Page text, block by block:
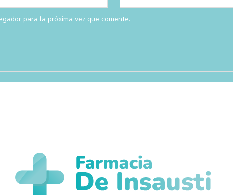
para la próxima vez que comente.